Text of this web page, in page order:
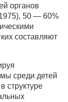
органов
50 — 60%
составляют
среди детей
структуре